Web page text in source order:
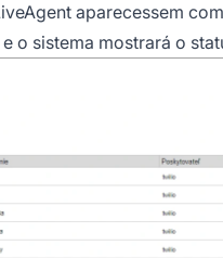
aparecessem
o sistema mostrará o